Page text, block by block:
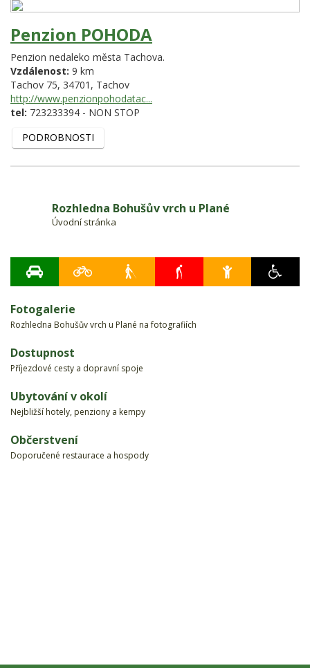
Penzion POHODA
Penzion nedaleko města Tachova.
Vzdálenost: 9 km
Tachov 75, 34701, Tachov
http://www.penzionpohodatac...
tel: 723233394 - NON STOP
PODROBNOSTI
Rozhledna Bohušův vrch u Plané
Úvodní stránka
Fotogalerie
Rozhledna Bohušův vrch u Plané na fotografiích
Dostupnost
Příjezdové cesty a dopravní spoje
Ubytování v okolí
Nejbližší hotely, penziony a kempy
Občerstvení
Doporučené restaurace a hospody